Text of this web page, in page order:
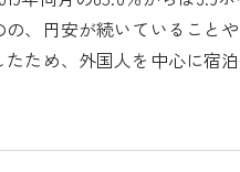
、円安が続いていること
ため、外国人を中心に宿